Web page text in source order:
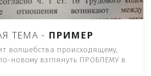
ТЕМА - ПРИМЕР
волшебства происходящему,
новому взглянуть ПРОБЛЕМУ в